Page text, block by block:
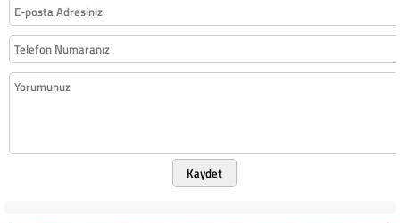
Kaydet